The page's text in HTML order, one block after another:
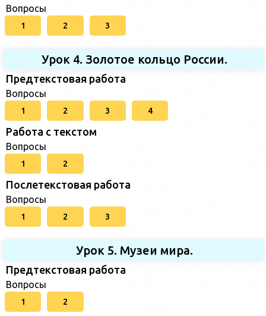
Вопросы
1 2 3
Урок 4. Золотое кольцо России.
Предтекстовая работа
Вопросы
1 2 3 4
Работа с текстом
Вопросы
1 2
Послетекстовая работа
Вопросы
1 2 3
Урок 5. Музеи мира.
Предтекстовая работа
Вопросы
1 2